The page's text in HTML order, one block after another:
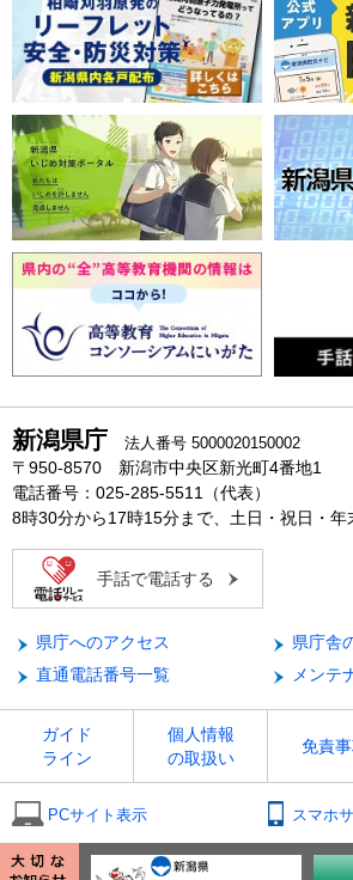
新潟県庁 法人番号 5000020150002
〒950-8570 新潟市中央区新光町4番地1
電話番号：025-285-5511（代表）
8時30分から17時15分まで、土日・祝日・年
手話で電話する
県庁へのアクセス
県庁舎
直通電話番号一覧
メンテ
ガイド
ライン
個人情報
の取扱い
免責
PCサイト表示 スマホ